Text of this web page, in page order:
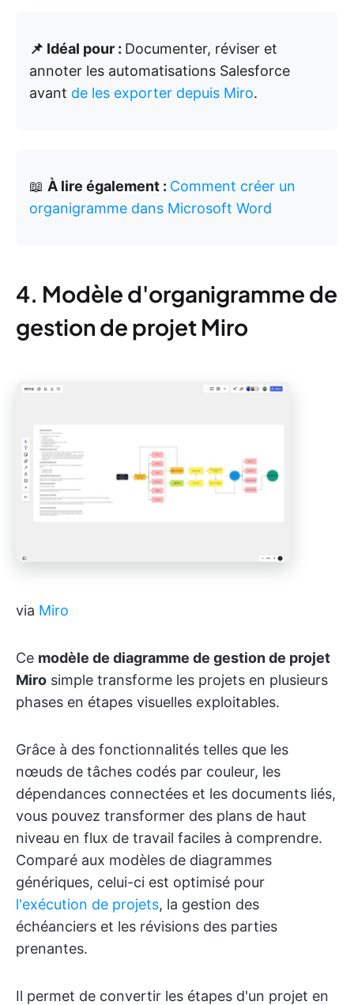
📌 Idéal pour : Documenter, réviser et
annoter les automatisations Salesforce
avant de les exporter depuis Miro.
📖 À lire également : Comment créer un
organigramme dans Microsoft Word
4. Modèle d'organigramme de
gestion de projet Miro
via Miro
Ce modèle de diagramme de gestion de projet
Miro simple transforme les projets en plusieurs
phases en étapes visuelles exploitables.
Grâce à des fonctionnalités telles que les
nœuds de tâches codés par couleur, les
dépendances connectées et les documents liés,
vous pouvez transformer des plans de haut
niveau en flux de travail faciles à comprendre.
Comparé aux modèles de diagrammes
génériques, celui-ci est optimisé pour
l'exécution de projets, la gestion des
échéanciers et les révisions des parties
prenantes.
Il permet de convertir les étapes d'un projet en